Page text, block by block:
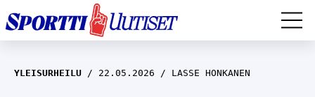
EM-YLEISURHEILU
YLEISURHEILU 22.05.2026 LASSE HONKANEN